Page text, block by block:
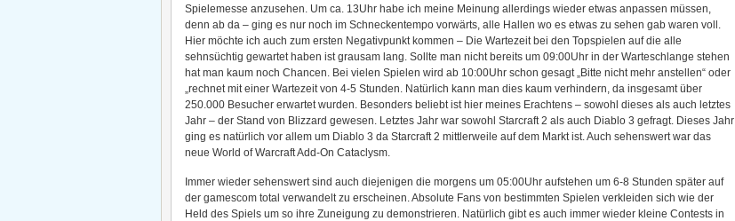
Spielemesse anzusehen. Um ca. 13Uhr habe ich meine Meinung allerdings wieder etwas anpassen müssen,
denn ab da – ging es nur noch im Schneckentempo vorwärts, alle Hallen wo es etwas zu sehen gab waren voll.
Hier möchte ich auch zum ersten Negativpunkt kommen – Die Wartezeit bei den Topspielen auf die alle
sehnsüchtig gewartet haben ist grausam lang. Sollte man nicht bereits um 09:00Uhr in der Warteschlange stehen
hat man kaum noch Chancen. Bei vielen Spielen wird ab 10:00Uhr schon gesagt „Bitte nicht mehr anstellen“ oder
„rechnet mit einer Wartezeit von 4-5 Stunden. Natürlich kann man dies kaum verhindern, da insgesamt über
250.000 Besucher erwartet wurden. Besonders beliebt ist hier meines Erachtens – sowohl dieses als auch letztes
Jahr – der Stand von Blizzard gewesen. Letztes Jahr war sowohl Starcraft 2 als auch Diablo 3 gefragt. Dieses Jahr
ging es natürlich vor allem um Diablo 3 da Starcraft 2 mittlerweile auf dem Markt ist. Auch sehenswert war das
neue World of Warcraft Add-On Cataclysm.
Immer wieder sehenswert sind auch diejenigen die morgens um 05:00Uhr aufstehen um 6-8 Stunden später auf
der gamescom total verwandelt zu erscheinen. Absolute Fans von bestimmten Spielen verkleiden sich wie der
Held des Spiels um so ihre Zuneigung zu demonstrieren. Natürlich gibt es auch immer wieder kleine Contests in